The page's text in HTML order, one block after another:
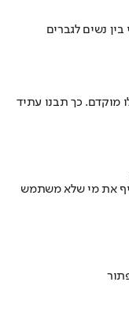
נשים לגברים
מוקדם. כך תבנו עתיד
את מי שלא משתמש